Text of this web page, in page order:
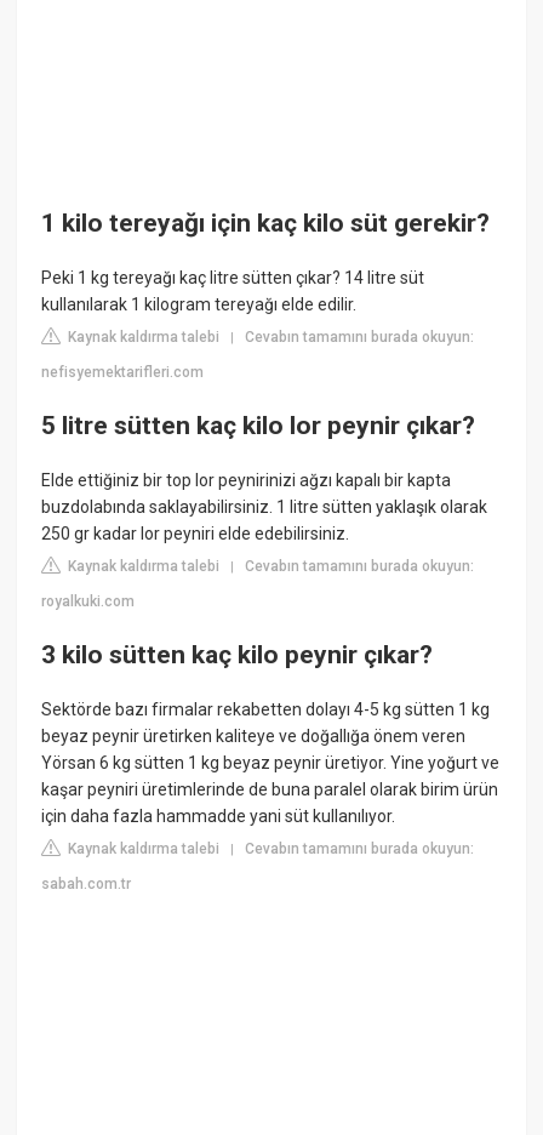
1 kilo tereyağı için kaç kilo süt gerekir?
Peki 1 kg tereyağı kaç litre sütten çıkar? 14 litre süt
kullanılarak 1 kilogram tereyağı elde edilir.
Kaynak kaldırma talebi |Cevabın tamamını burada okuyun:
nefisyemektarifleri.com
5 litre sütten kaç kilo lor peynir çıkar?
Elde ettiğiniz bir top lor peynirinizi ağzı kapalı bir kapta
buzdolabında saklayabilirsiniz. 1 litre sütten yaklaşık olarak
250 gr kadar lor peyniri elde edebilirsiniz.
Kaynak kaldırma talebi |Cevabın tamamını burada okuyun:
royalkuki.com
3 kilo sütten kaç kilo peynir çıkar?
Sektörde bazı firmalar rekabetten dolayı 4-5 kg sütten 1 kg
beyaz peynir üretirken kaliteye ve doğallığa önem veren
Yörsan 6 kg sütten 1 kg beyaz peynir üretiyor. Yine yoğurt ve
kaşar peyniri üretimlerinde de buna paralel olarak birim ürün
için daha fazla hammadde yani süt kullanılıyor.
Kaynak kaldırma talebi |Cevabın tamamını burada okuyun:
sabah.com.tr